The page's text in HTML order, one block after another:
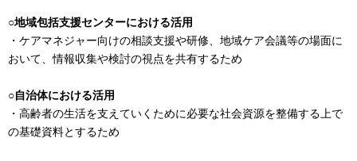
○地域包括支援センターにおける活用
・ケアマネジャー向けの相談支援や研修、地域ケア会議等の場面に
おいて、情報収集や検討の視点を共有するため
○自治体における活用
・高齢者の生活を支えていくために必要な社会資源を整備する上で
の基礎資料とするため